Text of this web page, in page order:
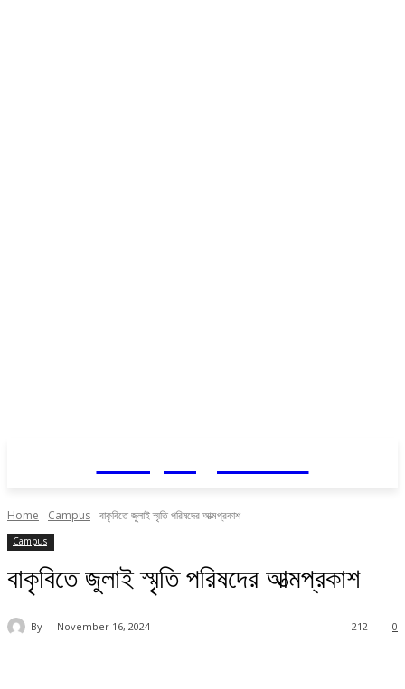
Home Campus বাকৃবিতে জুলাই স্মৃতি পরিষদের আত্মপ্রকাশ
Campus
বাকৃবিতে জুলাই স্মৃতি পরিষদের আত্মপ্রকাশ
By November 16, 2024 0
212